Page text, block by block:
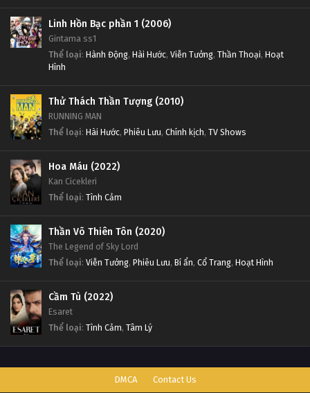
Linh Hồn Bạc phần 1 (2006)
Gintama ss1
Thể loại: Hành Động, Hài Hước, Viễn Tưởng, Thần Thoại, Hoạt
Hình
Thử Thách Thần Tượng (2010)
RUNNING MAN
Thể loại: Hài Hước, Phiêu Lưu, Chính kịch, TV Shows
Hoa Máu (2022)
Kan Cicekleri
Thể loại: Tình Cảm
Thần Võ Thiên Tôn (2020)
The Legend of Sky Lord
Thể loại: Viễn Tưởng, Phiêu Lưu, Bí ẩn, Cổ Trang, Hoạt Hình
Cầm Tù (2022)
Esaret
Thể loại: Tình Cảm, Tâm Lý
DMCA Contact Us